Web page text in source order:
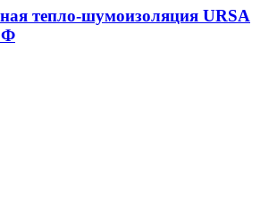
тепло-шумоизоляция URSA